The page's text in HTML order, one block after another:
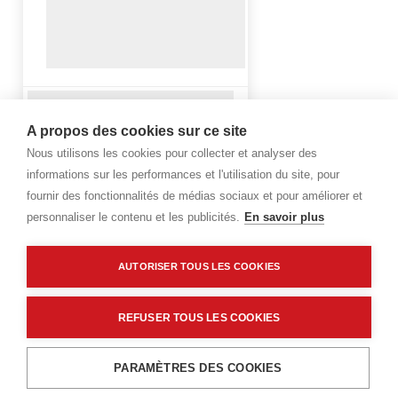
A propos des cookies sur ce site
Nous utilisons les cookies pour collecter et analyser des
informations sur les performances et l'utilisation du site, pour
fournir des fonctionnalités de médias sociaux et pour améliorer et
personnaliser le contenu et les publicités. En savoir plus
AUTORISER TOUS LES COOKIES
REFUSER TOUS LES COOKIES
PARAMÈTRES DES COOKIES